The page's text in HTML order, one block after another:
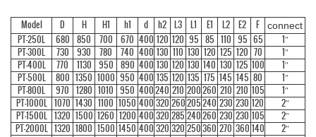
Model D H H1 h1 d h2 L3 L1 E1 L2 E2 F connect
PT-250L 680 850 700 670 400 120 120 95 85 110 95 65
1″
PT-300L
730 930 780 740 400 130 110 130 120 125 120 70
1″
PT-400L
770 1130 950 890 400 130 120 130 140 130 125 100
1″
PT-500L
800 1350 1000 950 400 135 120 135 175 145 145 80
1″
PT-800L
970 1280 1010 950 400240 210 200260 210 210 105
1″
PT-1000L 1070 1430 1100 1050 400 320 260205240 230 230 120
2″
PT-1500L 1320 1500 1260 1200 400 320 285 240260 230 230 105
2″
PT-2000L 1320 1800 1500 1450 400 320 320 250360 270 360 140
2″